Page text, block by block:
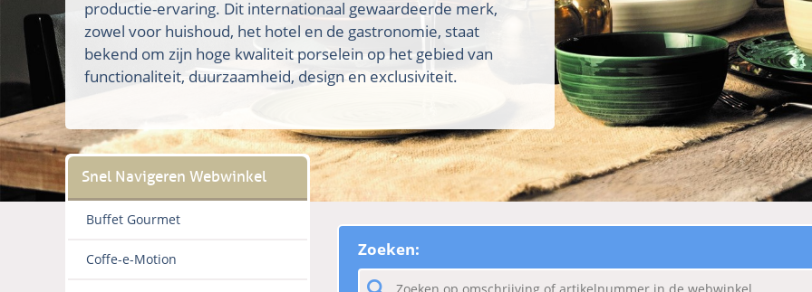
productie-ervaring. Dit internationaal gewaardeerde merk,
zowel voor huishoud, het hotel en de gastronomie, staat
bekend om zijn hoge kwaliteit porselein op het gebied van
functionaliteit, duurzaamheid, design en exclusiviteit.
Buffet Gourmet
Coffe-e-Motion Zoeken: